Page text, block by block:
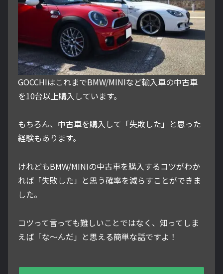
GOCCHIはこれまでBMW/MINIなど輸入車の中古車
を10台以上購入しています。
もちろん、中古車を購入して「失敗した」と思った
経験もあります。
けれどもBMW/MINIの中古車を購入するコツがわか
れば「失敗した」と思う確率を減らすことができま
した。
コツって言っても難しいことではなく、知ってしま
えば「な～んだ」と思える簡単な話ですよ！